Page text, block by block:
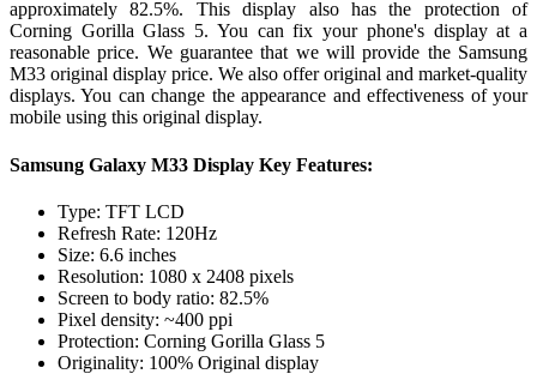
approximately 82.5%. This display also has the protection of
Corning Gorilla Glass 5. You can fix your phone's display at a
reasonable price. We guarantee that we will provide the Samsung
M33 original display price. We also offer original and market-quality
displays. You can change the appearance and effectiveness of your
mobile using this original display.
Samsung Galaxy M33 Display Key Features:
Type: TFT LCD
Refresh Rate: 120Hz
Size: 6.6 inches
Resolution: 1080 x 2408 pixels
Screen to body ratio: 82.5%
Pixel density: ~400 ppi
Protection: Corning Gorilla Glass 5
Originality: 100% Original display